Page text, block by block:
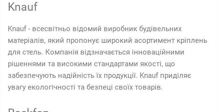
Knauf
Knauf - всесвітньо відомий виробник будівельних
матеріалів, який пропонує широкий асортимент кріплень
для стель. Компанія відзначається інноваційними
рішеннями та високими стандартами якості, що
забезпечують надійність їх продукції. Knauf приділяє
увагу екологічності та безпеці своїх товарів.